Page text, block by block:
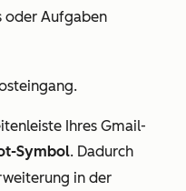
oder Aufgaben
Ihres Gmail-
Symbol. Dadurch
in der